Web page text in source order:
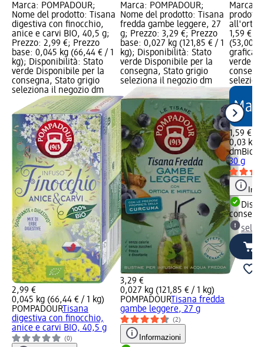
Marca: POMPADOUR;
Nome del prodotto: Tisana
digestiva con finocchio,
anice e carvi BIO, 40,5 g;
Prezzo: 2,99 €; Prezzo
base: 0,045 kg (66,44 € / 1
kg); Disponibilità: Stato
verde Disponibile per la
consegna, Stato grigio
seleziona il negozio dm
2,99 €
0,045 kg (66,44 € / 1 kg)
POMPADOURTisana
digestiva con finocchio,
anice e carvi BIO, 40,5 g
(0)
Marca: POMPADOUR;
Nome del prodotto: Tisana
fredda gambe leggere, 27
g; Prezzo: 3,29 €; Prezzo
base: 0,027 kg (121,85 € / 1
kg); Disponibilità: Stato
verde Disponibile per la
consegna, Stato grigio
seleziona il negozio dm
3,29 €
0,027 kg (121,85 € / 1 kg)
POMPADOURTisana fredda
gambe leggere, 27 g
(2)
Informazioni
Marca:
1,59 €;
(53,00 €
grafica;
verde
1,59 €
0,03 kg
dmBio
30 g